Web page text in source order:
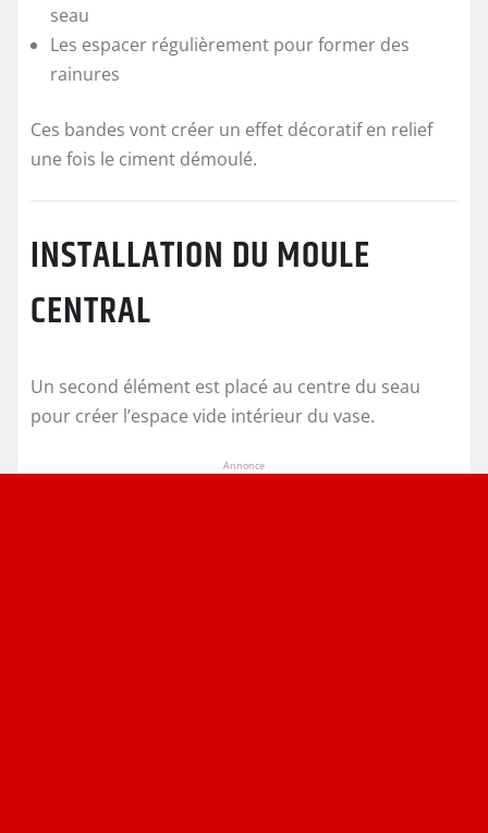
seau
Les espacer régulièrement pour former des
rainures
Ces bandes vont créer un effet décoratif en relief
une fois le ciment démoulé.
INSTALLATION DU MOULE
CENTRAL
Un second élément est placé au centre du seau
pour créer l’espace vide intérieur du vase.
Annonce